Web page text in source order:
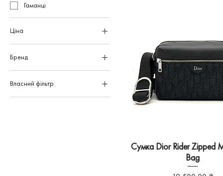
Гаманці
Ціна
11 100 ₴ 47 000 ₴
Бренд
Bottega Veneta
Dior
Gucci
Власний фільтр
Для Нього
Сумка Dior Rider Zipped
Bag